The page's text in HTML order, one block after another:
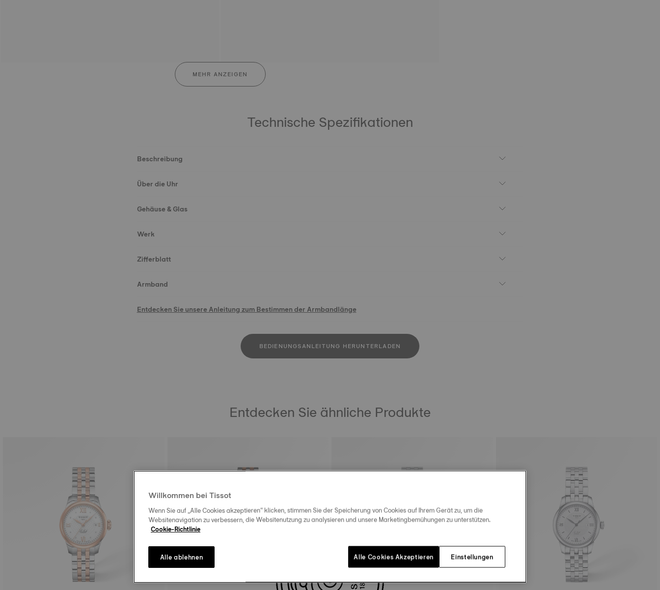
MEHR ANZEIGEN
Technische Spezifikationen
Beschreibung
Über die Uhr
Gehäuse & Glas
Werk
Zifferblatt
Armband
Entdecken Sie unsere Anleitung zum Bestimmen der Armbandlänge
BEDIENUNGSANLEITUNG HERUNTERLADEN
Entdecken Sie ähnliche Produkte
Willkommen bei Tissot
Wenn Sie auf „Alle Cookies akzeptieren“ klicken, stimmen Sie der Speicherung von Cookies auf Ihrem Gerät zu, um die
Websitenavigation zu verbessern, die Websitenutzung zu analysieren und unsere Marketingbemühungen zu unterstützen.
Cookie-Richtlinie
Einstellungen
Alle ablehnen Alle Cookies Akzeptieren